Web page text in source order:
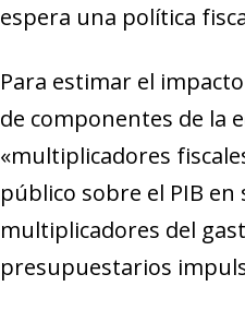
espera una política
Para estimar el
de componentes de la
«multiplicadores
público sobre el PIB
multiplicadores del
presupuestarios